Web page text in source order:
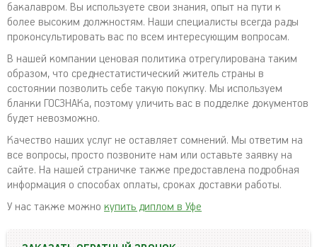
бакалавром. Вы используете свои знания, опыт на пути к
более высоким должностям. Наши специалисты всегда рады
проконсультировать вас по всем интересующим вопросам.
В нашей компании ценовая политика отрегулирована таким
образом, что среднестатистический житель страны в
состоянии позволить себе такую покупку. Мы используем
бланки ГОСЗНАКа, поэтому уличить вас в подделке документов
будет невозможно.
Качество наших услуг не оставляет сомнений. Мы ответим на
все вопросы, просто позвоните нам или оставьте заявку на
сайте. На нашей страничке также предоставлена подробная
информация о способах оплаты, сроках доставки работы.
У нас также можно купить диплом в Уфе